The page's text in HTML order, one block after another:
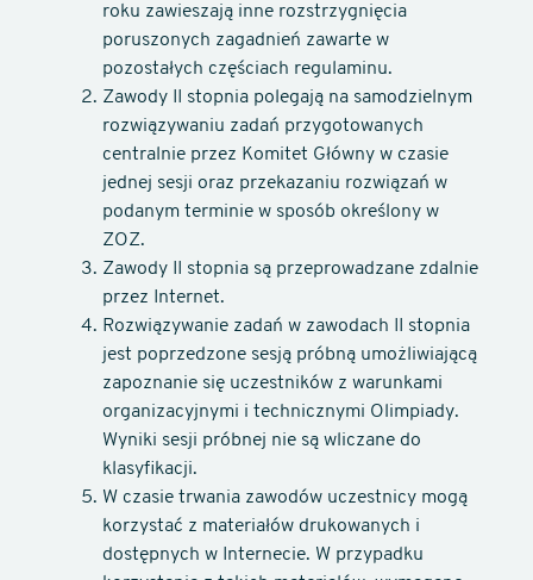
roku zawieszają inne rozstrzygnięcia
poruszonych zagadnień zawarte w
pozostałych częściach regulaminu.
Zawody II stopnia polegają na samodzielnym
rozwiązywaniu zadań przygotowanych
centralnie przez Komitet Główny w czasie
jednej sesji oraz przekazaniu rozwiązań w
podanym terminie w sposób określony w
ZOZ.
Zawody II stopnia są przeprowadzane zdalnie
przez Internet.
Rozwiązywanie zadań w zawodach II stopnia
jest poprzedzone sesją próbną umożliwiającą
zapoznanie się uczestników z warunkami
organizacyjnymi i technicznymi Olimpiady.
Wyniki sesji próbnej nie są wliczane do
klasyfikacji.
W czasie trwania zawodów uczestnicy mogą
korzystać z materiałów drukowanych i
dostępnych w Internecie. W przypadku